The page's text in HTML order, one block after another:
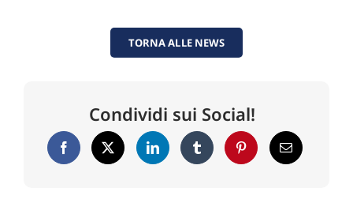
TORNA ALLE NEWS
Condividi sui Social!